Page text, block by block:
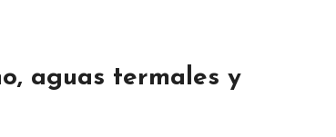
aguas termales y